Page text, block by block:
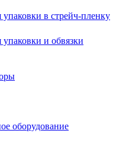
в стрейч-пленку
и обвязки
оборудование